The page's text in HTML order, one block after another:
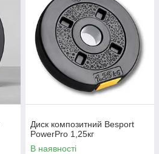
Диск композитний Besport
PowerPro 1,25кг
В наявності